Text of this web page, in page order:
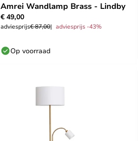
Amrei Wandlamp Brass - Lindby
€ 49,00
adviesprijs€ 87,00 adviesprijs -43%
Op voorraad